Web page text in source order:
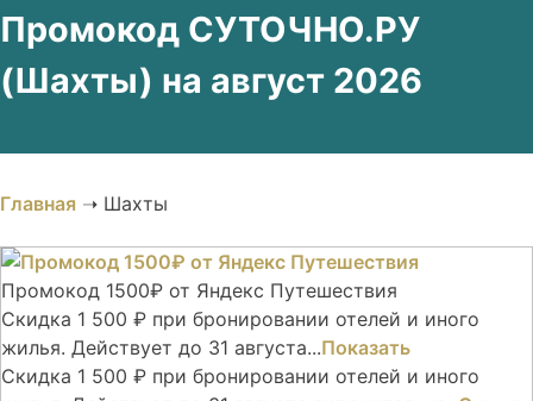
Промокод СУТОЧНО.РУ
(Шахты) на август 2026
Главная ➝ Шахты
Промокод 1500₽ от Яндекс Путешествия
Скидка 1 500 ₽ при бронировании отелей и иного
жилья. Действует до 31 августа...Показать
Скидка 1 500 ₽ при бронировании отелей и иного